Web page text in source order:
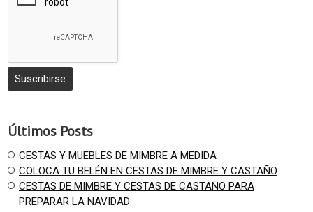
Últimos Posts
CESTAS Y MUEBLES DE MIMBRE A MEDIDA
COLOCA TU BELÉN EN CESTAS DE MIMBRE Y CASTAÑO
CESTAS DE MIMBRE Y CESTAS DE CASTAÑO PARA
PREPARAR LA NAVIDAD